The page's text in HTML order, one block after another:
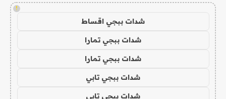
!
شدات ببجي اقساط
شدات ببجي تمارا
شدات ببجي تمارا
شدات ببجي تابي
شدات ببجي تابي